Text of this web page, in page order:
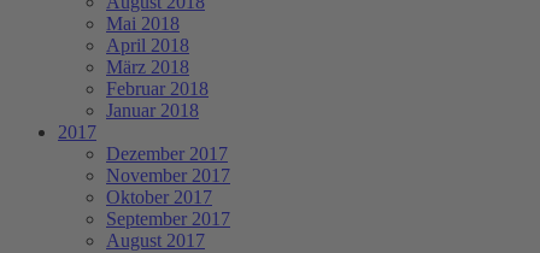
Mai 2018
April 2018
März 2018
Februar 2018
Januar 2018
2017
Dezember 2017
November 2017
Oktober 2017
September 2017
August 2017